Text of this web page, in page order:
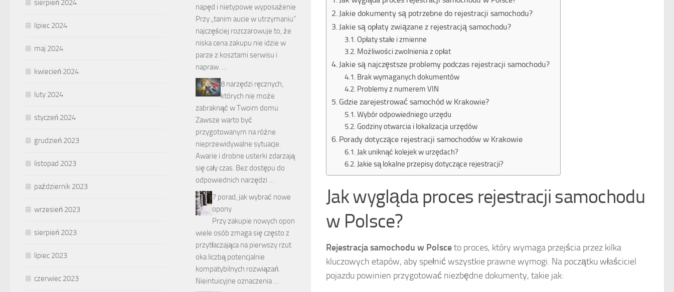
Jakie dokumenty są potrzebne do rejestracji samochodu?
Jakie są opłaty związane z rejestracją samochodu?
Opłaty stałe i zmienne
Możliwości zwolnienia z opłat
Jakie są najczęstsze problemy podczas rejestracji samochodu?
Brak wymaganych dokumentów
Problemy z numerem VIN
Gdzie zarejestrować samochód w Krakowie?
Wybór odpowiedniego urzędu
Godziny otwarcia i lokalizacja urzędów
Porady dotyczące rejestracji samochodów w Krakowie
Jak uniknąć kolejek w urzędach?
Jakie są lokalne przepisy dotyczące rejestracji?
Jak wygląda proces rejestracji samochodu
w Polsce?
Rejestracja samochodu w Polsceto proces, który wymaga przejścia przez kilka
kluczowych etapów, aby spełnić wszystkie prawne wymogi. Na początku właściciel
pojazdu powinien przygotować niezbędne dokumenty, takie jak:
sierpień 2024
lipiec 2024
maj 2024
kwiecień 2024
luty 2024
styczeń 2024
grudzień 2023
listopad 2023
październik 2023
wrzesień 2023
sierpień 2023
lipiec 2023
czerwiec 2023
napęd i nietypowe wyposażenie
Przy „tanim aucie w utrzymaniu”
najczęściej rozczarowuje to, że
niska cena zakupu nie idzie w
parze z kosztami serwisu i
napraw. …
8 narzędzi ręcznych,
których nie może
zabraknąć w Twoim domu
Zawsze warto być
przygotowanym na różne
nieprzewidywalne sytuacje.
Awarie i drobne usterki zdarzają
się cały czas. Bez dostępu do
odpowiednich narzędzi …
7 porad, jak wybrać nowe
opony
Przy zakupie nowych opon
wiele osób zmaga się często z
przytłaczająca na pierwszy rzut
oka liczbą potencjalnie
kompatybilnych rozwiązań.
Nieintuicyjne oznaczenia …